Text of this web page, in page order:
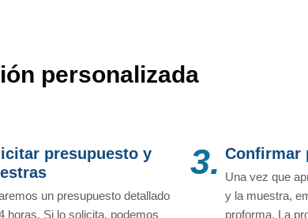
personalizada
presupuesto y
un presupuesto detallado
horas. Si lo solicita, podemos
3. Confirmar
Una vez que
y la muestra,
proforma. La